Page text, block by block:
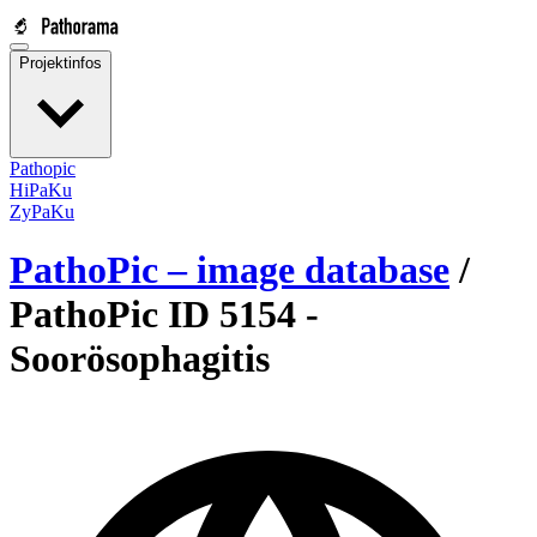
Projektinfos
Pathopic
HiPaKu
ZyPaKu
PathoPic – image database /
PathoPic ID 5154 -
Soorösophagitis